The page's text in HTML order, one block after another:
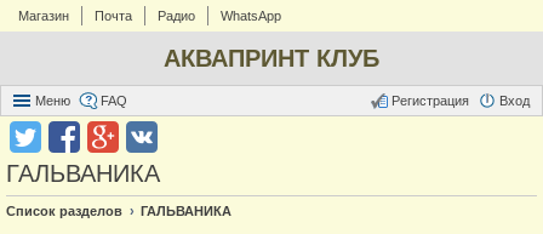
Магазин Почта Радио WhatsApp
АКВАПРИНТ КЛУБ
Меню FAQ Вход
Регистрация
ГАЛЬВАНИКА
Список разделов ГАЛЬВАНИКА